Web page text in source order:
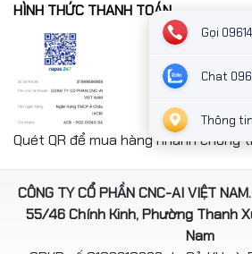
HÌNH THỨC THANH TOÁN
Quét QR để mua hàng nhanh
CÔNG TY CỔ PHẦN CNC-AI VIỆT
55/46 Chính Kinh, Phường Thanh
Nam
Gọi
Chat
Thông